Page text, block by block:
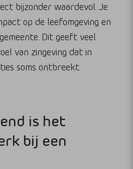
bijzonder waardevol. Je
op de leefomgeving en
Dit geeft veel
van zingeving dat in
soms ontbreekt.
is het
bij een